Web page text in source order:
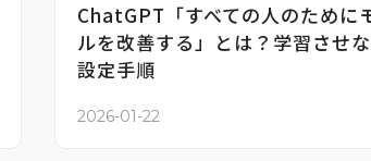
ChatGPT「すべての人のために
ルを改善する」とは？学習させ
設定手順
2026-01-22